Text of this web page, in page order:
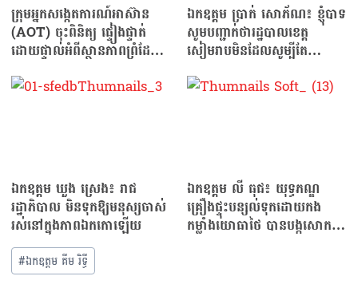
ក្រុមអ្នកសង្កេតការណ៍អាស៊ាន
(AOT) ចុះពិនិត្យ ផ្ទៀងផ្ទាត់
ដោយផ្ទាល់អំពីស្ថានភាពព្រំដែន
ឯកឧត្ដម ប្រាក់ សោភ័ណ៖ ខ្ញុំបាទ
សូមបញ្ជាក់ថារដ្ឋបាលខេត្ត
សៀមរាបមិនដែលសូម្បីតែ
ណាមួយទេ
ឯកឧត្ដម ឃួង ស្រេង៖ រាជ
រដ្ឋាភិបាល មិនទុកឱ្យមនុស្សចាស់
រស់នៅក្នុងភាពឯកកោឡើយ
ឯកឧត្ដម លី ធុជ៖ យុទ្ធភណ្ឌ
គ្រឿងផ្ទុះបន្សល់ទុកដោយកង
កម្លាំងយោធាថៃ បានបង្កសោក
#ឯកឧត្តម គីម រិទ្ធី